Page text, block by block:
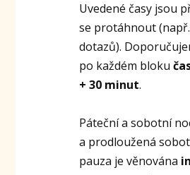
Uvedené časy jsou
se protáhnout
dotazů).
po každém bloku
+ 30 minut.
Páteční a sobotní
a prodloužená
pauza je věnována